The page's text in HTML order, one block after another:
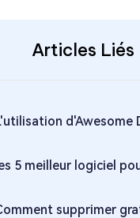
Articles Liés
d'Awesome Duplicate Photo
5 meilleur logiciel pour trouver de
supprimer gratuitement les photos